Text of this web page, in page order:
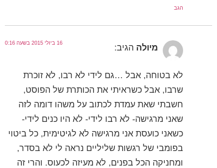
הגב
מיולה הגיב: 16 ביולי 2015 בשעה 0:16
לא בטוחה, אבל …גם לידי לא רבו, לא זוכרת
שרבו, אבל כשראיתי את הכותרת של הפוסט,
חשבתי שאת עמדת לכתוב על משהו דומה לזה
שאני מרגישה- לא רבו לידי- לא היו כנים לידי-
כשאני כועסת אני מרגישה לא לגיטימית, כל ביטוי
בפומבי של רגשות שליליים נראה לי לא בסדר,
ומחניקה הכל בפנים, לא מעיזה לכעוס. והרי זה